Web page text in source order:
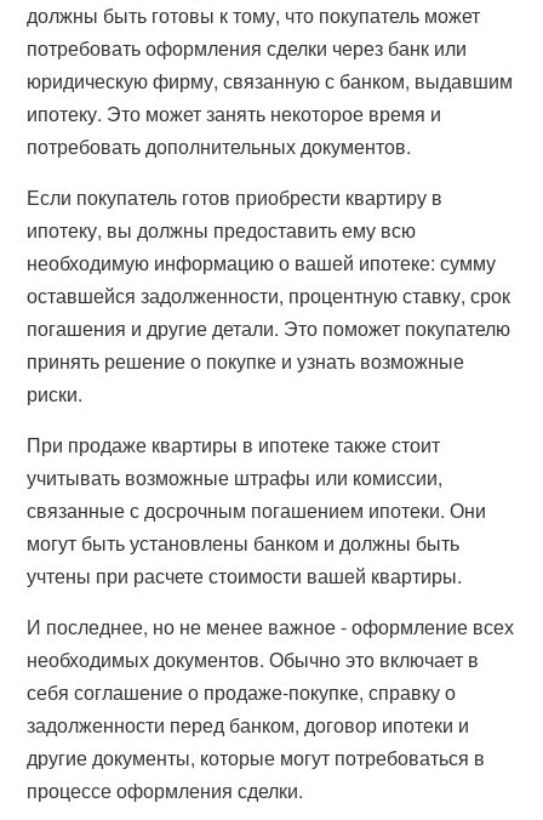
должны быть готовы к тому, что покупатель может
потребовать оформления сделки через банк или
юридическую фирму, связанную с банком, выдавшим
ипотеку. Это может занять некоторое время и
потребовать дополнительных документов.
Если покупатель готов приобрести квартиру в
ипотеку, вы должны предоставить ему всю
необходимую информацию о вашей ипотеке: сумму
оставшейся задолженности, процентную ставку, срок
погашения и другие детали. Это поможет покупателю
принять решение о покупке и узнать возможные
риски.
При продаже квартиры в ипотеке также стоит
учитывать возможные штрафы или комиссии,
связанные с досрочным погашением ипотеки. Они
могут быть установлены банком и должны быть
учтены при расчете стоимости вашей квартиры.
И последнее, но не менее важное - оформление всех
необходимых документов. Обычно это включает в
себя соглашение о продаже-покупке, справку о
задолженности перед банком, договор ипотеки и
другие документы, которые могут потребоваться в
процессе оформления сделки.